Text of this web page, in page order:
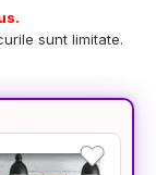
sunt limitate.